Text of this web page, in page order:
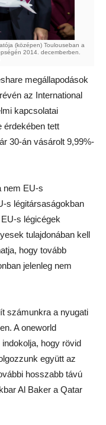
(középen) Toulouseban a
2014. decemberben.
megállapodások
az International
kapcsolatai
érdekében tett
30-án vásárolt 9,99%-
nem EU-s
s légitársaságokban
s légicégek
tulajdonában kell
hogy tovább
jelenleg nem
számunkra a nyugati
A oneworld
hogy rövid
együtt az
hosszabb távú
Al Baker a Qatar